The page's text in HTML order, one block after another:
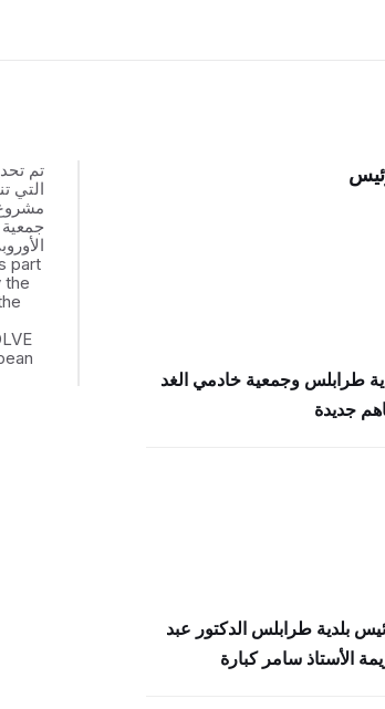
طرابلس وجمعية خادمي الغد
جديدة
بلدية طرابلس الدكتور عبد
الأستاذ سامر كبارة
تم
التي
جمعية
part
the